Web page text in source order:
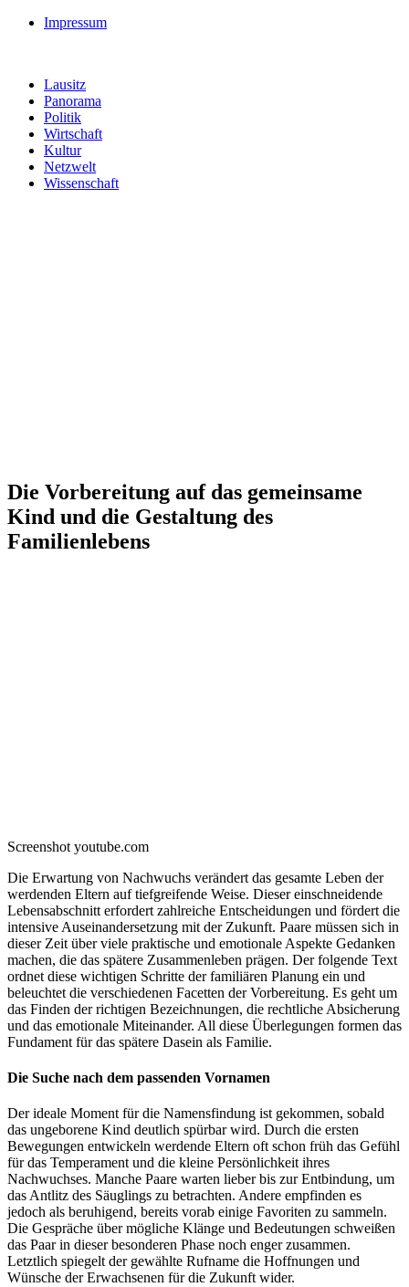
Impressum
Lausitz
Panorama
Politik
Wirtschaft
Kultur
Netzwelt
Wissenschaft
Die Vorbereitung auf das gemeinsame
Kind und die Gestaltung des
Familienlebens
Screenshot youtube.com
Die Erwartung von Nachwuchs verändert das gesamte Leben der
werdenden Eltern auf tiefgreifende Weise. Dieser einschneidende
Lebensabschnitt erfordert zahlreiche Entscheidungen und fördert die
intensive Auseinandersetzung mit der Zukunft. Paare müssen sich in
dieser Zeit über viele praktische und emotionale Aspekte Gedanken
machen, die das spätere Zusammenleben prägen. Der folgende Text
ordnet diese wichtigen Schritte der familiären Planung ein und
beleuchtet die verschiedenen Facetten der Vorbereitung. Es geht um
das Finden der richtigen Bezeichnungen, die rechtliche Absicherung
und das emotionale Miteinander. All diese Überlegungen formen das
Fundament für das spätere Dasein als Familie.
Die Suche nach dem passenden Vornamen
Der ideale Moment für die Namensfindung ist gekommen, sobald
das ungeborene Kind deutlich spürbar wird. Durch die ersten
Bewegungen entwickeln werdende Eltern oft schon früh das Gefühl
für das Temperament und die kleine Persönlichkeit ihres
Nachwuchses. Manche Paare warten lieber bis zur Entbindung, um
das Antlitz des Säuglings zu betrachten. Andere empfinden es
jedoch als beruhigend, bereits vorab einige Favoriten zu sammeln.
Die Gespräche über mögliche Klänge und Bedeutungen schweißen
das Paar in dieser besonderen Phase noch enger zusammen.
Letztlich spiegelt der gewählte Rufname die Hoffnungen und
Wünsche der Erwachsenen für die Zukunft wider.